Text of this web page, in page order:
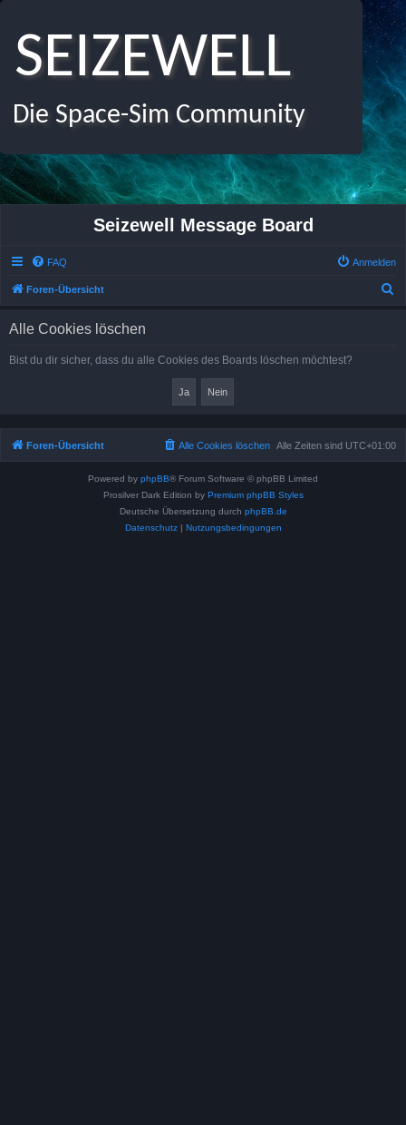
SEIZEWELL
Die Space-Sim Community
Seizewell Message Board
FAQ Anmelden
Foren-Übersicht
Alle Cookies löschen
Bist du dir sicher, dass du alle Cookies des Boards löschen möchtest?
Foren-Übersicht Alle Zeiten sind UTC+01:00
Alle Cookies löschen
Powered by phpBB® Forum Software © phpBB Limited
Prosilver Dark Edition by Premium phpBB Styles
Deutsche Übersetzung durch phpBB.de
Datenschutz| Nutzungsbedingungen